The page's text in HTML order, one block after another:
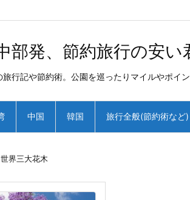
部発、節約旅行の安い
行記や節約術。公園を巡ったりマイルやポイ
中国 韓国 旅行全般(節約術など)
世界三大花木